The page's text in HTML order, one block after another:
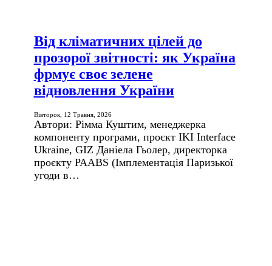
Від кліматичних цілей до
прозорої звітності: як Україна
фрмує своє зелене
відновлення України
Вівторок, 12 Травня, 2026
Автори: Рімма Куштим, менеджерка
компоненту програми, проєкт IKI Inter­face
Ukraine, GIZ Даніела Гьолер, директорка
проєкту PAABS (Імплементація Паризької
угоди в…